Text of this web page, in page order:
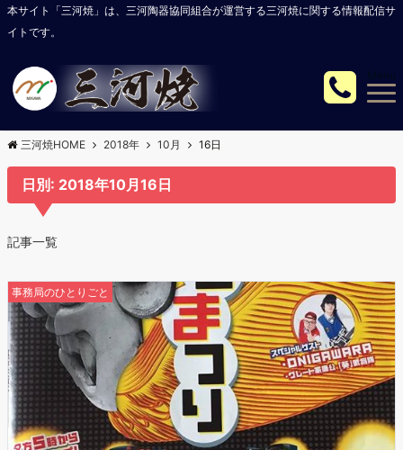
本サイト「三河焼」は、三河陶器協同組合が運営する三河焼に関する情報配信サ
イトです。
Menu
三河焼HOME 2018年 10月 16日
日別: 2018年10月16日
記事一覧
事務局のひとりごと